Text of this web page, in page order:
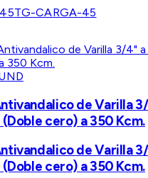
TG-CARGA-45
de Varilla
cero) a 350 Kcm.
de Varilla
cero) a 350 Kcm.